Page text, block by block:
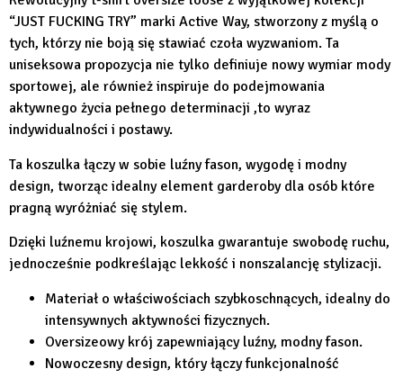
“JUST FUCKING TRY” marki Active Way, stworzony z myślą o
tych, którzy nie boją się stawiać czoła wyzwaniom. Ta
uniseksowa propozycja nie tylko definiuje nowy wymiar mody
sportowej, ale również inspiruje do podejmowania
aktywnego życia pełnego determinacji ,to wyraz
indywidualności i postawy.
Ta koszulka łączy w sobie luźny fason, wygodę i modny
design, tworząc idealny element garderoby dla osób które
pragną wyróżniać się stylem.
Dzięki luźnemu krojowi, koszulka gwarantuje swobodę ruchu,
jednocześnie podkreślając lekkość i nonszalancję stylizacji.
Materiał o właściwościach szybkoschnących, idealny do
intensywnych aktywności fizycznych.
Oversizeowy krój zapewniający luźny, modny fason.
Nowoczesny design, który łączy funkcjonalność